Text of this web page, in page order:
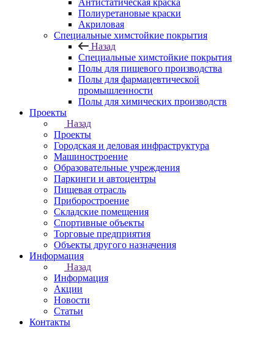
Антистатическая краска
Полиуретановые краски
Акриловая
Специальные химстойкие покрытия
Назад
Специальные химстойкие покрытия
Полы для пищевого производства
Полы для фармацевтической
промышленности
Полы для химических производств
Проекты
Назад
Проекты
Городская и деловая инфраструктура
Машиностроение
Образовательные учреждения
Паркинги и автоцентры
Пищевая отрасль
Приборостроение
Складские помещения
Спортивные объекты
Торговые предприятия
Объекты другого назначения
Информация
Назад
Информация
Акции
Новости
Статьи
Контакты